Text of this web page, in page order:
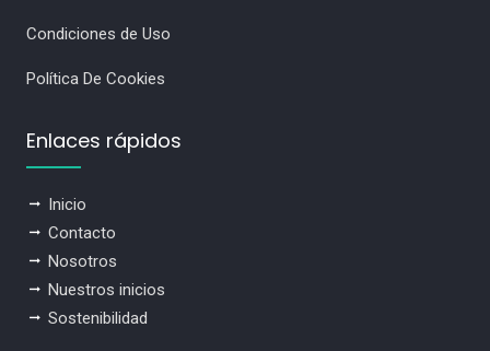
Condiciones de Uso
Política De Cookies
Enlaces rápidos
Inicio
Contacto
Nosotros
Nuestros inicios
Sostenibilidad